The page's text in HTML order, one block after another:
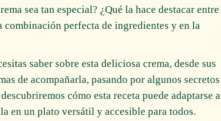
sea tan especial? ¿Qué la hace destacar entre
combinación perfecta de ingredientes y en la
saber sobre esta deliciosa crema, desde sus
de acompañarla, pasando por algunos secretos
cómo esta receta puede adaptarse a
en un plato versátil y accesible para todos.